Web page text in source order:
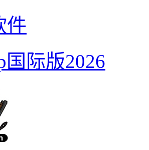
件
国际版2026